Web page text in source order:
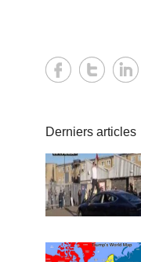
Derniers articles